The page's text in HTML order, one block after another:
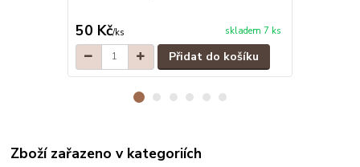
50 Kč/ks skladem 7 ks
Přidat do košíku
Zboží zařazeno v kategoriích